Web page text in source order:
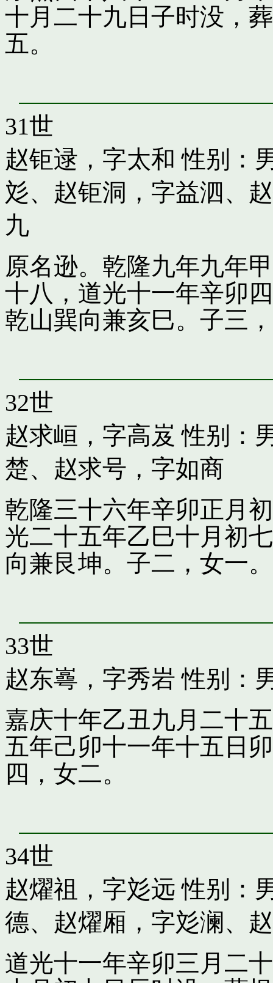
十月二十九日子时没，
五。
31世
赵钜逯，字太和 性别：
彣、 赵钜洞，字益泗 、
九
原名逊。乾隆九年九年
十八，道光十一年辛卯
乾山巽向兼亥巳。子三
32世
赵求峘，字高岌 性别：
楚、 赵求号，字如商
乾隆三十六年辛卯正月
光二十五年乙巳十月初
向兼艮坤。子二，女一。
33世
赵东㠋，字秀岩 性别：
嘉庆十年乙丑九月二十
五年己卯十一年十五日
四，女二。
34世
赵燿祖，字彣远 性别：
德、 赵燿厢，字彣澜 、
道光十一年辛卯三月二